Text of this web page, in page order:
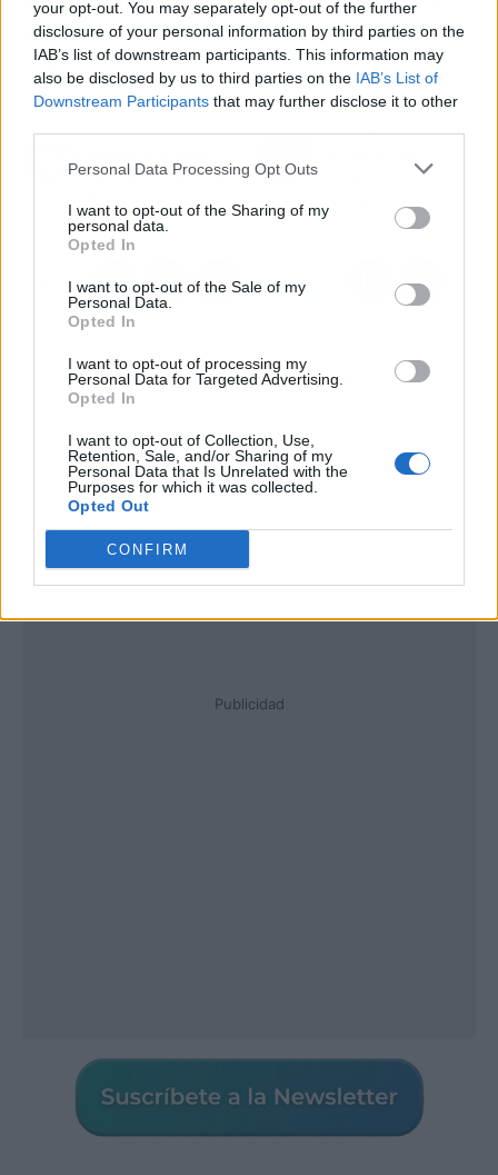
your opt-out. You may separately opt-out of the further
disclosure of your personal information by third parties on the
IAB’s list of downstream participants. This information may
also be disclosed by us to third parties on the IAB’s List of
Downstream Participants that may further disclose it to other
Personal Data Processing Opt Outs
I want to opt-out of the Sharing of my
personal data.
Opted In
I want to opt-out of the Sale of my
Personal Data.
Opted In
I want to opt-out of processing my
Personal Data for Targeted Advertising.
Opted In
I want to opt-out of Collection, Use,
Retention, Sale, and/or Sharing of my
Personal Data that Is Unrelated with the
Purposes for which it was collected.
Opted Out
CONFIRM
plan que más se ajuste a sus necesidades
corporativas.
comuniones, de la mano
madera, laminada o
Publicidad